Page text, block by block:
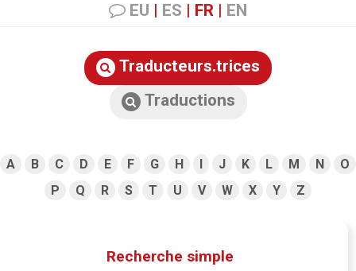
EU | ES | FR | EN
Traducteurs.trices
Traductions
A B C D E F G H I J K L M N
O
P
Q R S T U V W X Y Z
Recherche simple